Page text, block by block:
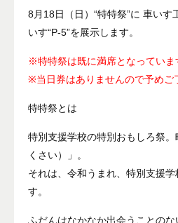
8月18日（日）“特特祭”に 車い
いす“P-5”を展示します。
※特特祭は既に満席となっていま
※当日券はありませんので予めご
特特祭とは
特別支援学校の特別おもしろ祭
くさい）」。
それは、令和うまれ、特別支援
す。
ふだんはなかなか出会うことの